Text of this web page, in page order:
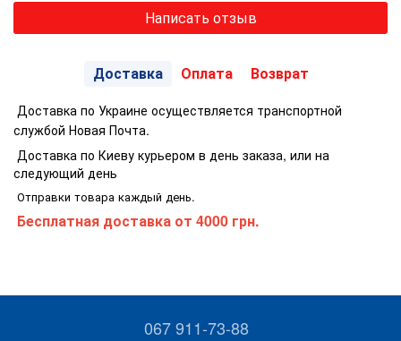
Написать отзыв
Доставка Оплата Возврат
Доставка по Украине осуществляется транспортной
службой Новая Почта.
Доставка по Киеву курьером в день заказа, или на
следующий день
Отправки товара каждый день.
Бесплатная доставка от 4000 грн.
067 911-73-88